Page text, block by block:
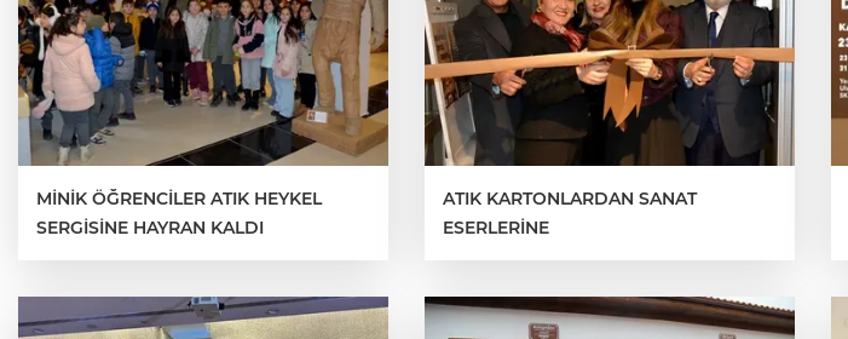
MİNİK ÖĞRENCİLER ATIK HEYKEL
SERGİSİNE HAYRAN KALDI
ATIK KARTONLARDAN SANAT
ESERLERİNE